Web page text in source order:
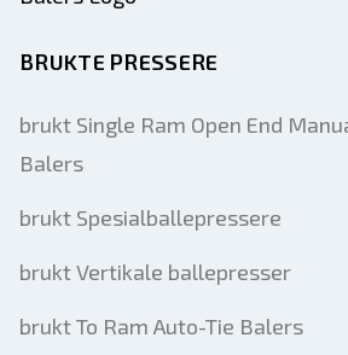
BRUKTE PRESSERE
brukt Single Ram Open End
Balers
brukt Spesialballepressere
brukt Vertikale ballepresser
brukt To Ram Auto-Tie Balers